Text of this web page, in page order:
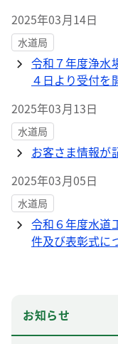
2025年03月14日
水道局
令和７年度浄水
４日より受付を
2025年03月13日
水道局
お客さま情報が
2025年03月05日
水道局
令和６年度水道
件及び表彰式に
お知らせ